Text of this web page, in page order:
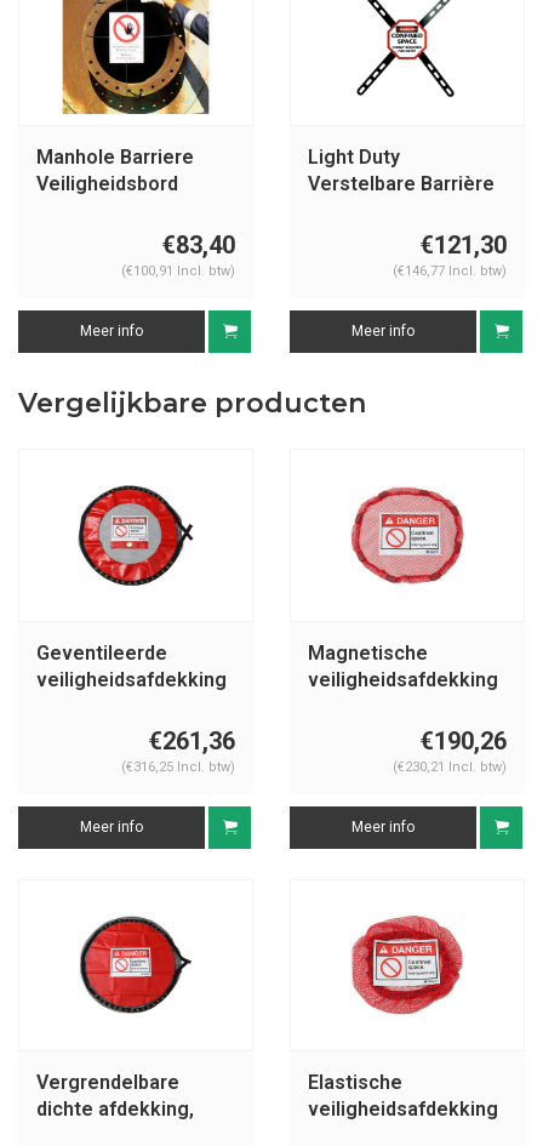
Manhole Barriere
Veiligheidsbord
€83,40
(€100,91 Incl. btw)
Meer info
Light Duty
Verstelbare Barrière
€121,30
(€146,77 Incl. btw)
Meer info
Vergelijkbare producten
Geventileerde
veiligheidsafdekking
€261,36
(€316,25 Incl. btw)
Meer info
Magnetische
veiligheidsafdekking
€190,26
(€230,21 Incl. btw)
Meer info
Vergrendelbare
dichte afdekking,
Elastische
veiligheidsafdekking